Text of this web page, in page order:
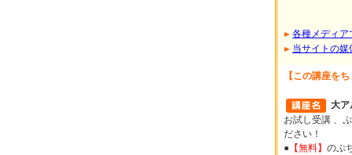
各種メディア
当サイトの媒
【この講座を
大ア
お試し受講 、
ださい！
● 【無料】 のぷ